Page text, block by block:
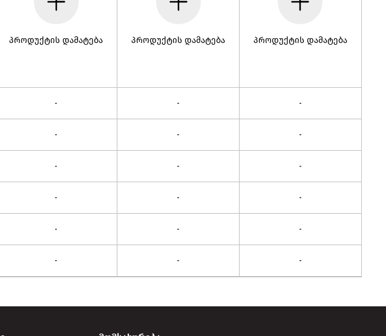
პროდუქტის დამატება პროდუქტის დამატება პროდუქტის დამატება
- - -
- - -
- - -
- - -
- - -
- - -